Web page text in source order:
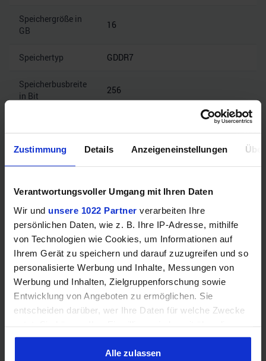
Zustimmung Details Anzeigeneinstellungen
Verantwortungsvoller Umgang mit Ihren Daten
Wir und unsere 1022 Partner verarbeiten Ihre
persönlichen Daten, wie z. B. Ihre IP-Adresse, mithilfe
von Technologien wie Cookies, um Informationen auf
Ihrem Gerät zu speichern und darauf zuzugreifen und so
personalisierte Werbung und Inhalte, Messungen von
Werbung und Inhalten, Zielgruppenforschung sowie
Entwicklung von Angeboten zu ermöglichen. Sie
entscheiden darüber, wer Ihre Daten für welche Zwecke
Cookie-Erklärung oder durch Klicken auf das Privacy
Trigger Symbol ändern oder widerrufen
Alle zulassen
Speichergröße in
GB
16
Speichertyp GDDR7
Speicherbusbreite
in Bit
256
in Gbps
Hinweis: Unsere Links sind Affiliate Links. Wir erhalten beim Kauf
eine kleine Provision, ohne dass sich euer Preis erhöht.
ZUM BESTPREIS
Vergleichen